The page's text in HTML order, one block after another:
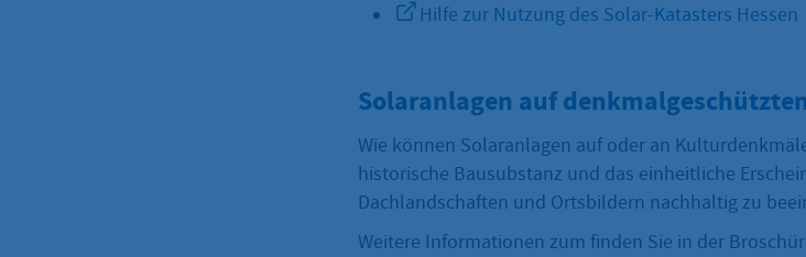
Hilfe zur Nutzung des Solar-Katasters Hessen
Solaranlagen auf
Wie können Solaranlagen auf oder an
historische Bausubstanz und das einheitliche
Dachlandschaften und Ortsbildern nachhaltig zu
Weitere Informationen zum finden Sie in der